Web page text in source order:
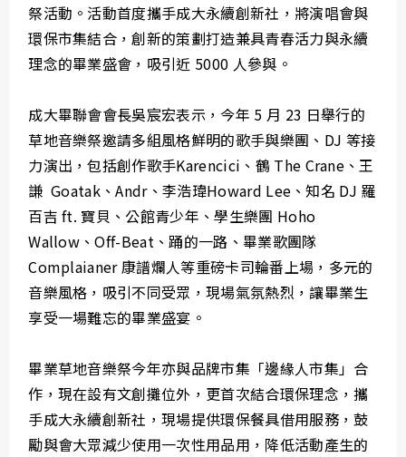
祭活動。活動首度攜手成大永續創新社，將演唱會與
環保市集結合，創新的策劃打造兼具青春活力與永續
理念的畢業盛會，吸引近 5000 人參與。
成大畢聯會會長吳宸宏表示，今年 5 月 23 日舉行的
草地音樂祭邀請多組風格鮮明的歌手與樂團、DJ 等接
力演出，包括創作歌手Karencici、鶴 The Crane、王
謙 Goatak、Andr、李浩瑋Howard Lee、知名 DJ 羅
百吉 ft. 寶貝、公館青少年、學生樂團 Hoho
Wallow、Off-Beat、踊的一路、畢業歌團隊
Complaianer 康譜爛人等重磅卡司輪番上場，多元的
音樂風格，吸引不同受眾，現場氣氛熱烈，讓畢業生
享受一場難忘的畢業盛宴。
畢業草地音樂祭今年亦與品牌市集「邊緣人市集」合
作，現在設有文創攤位外，更首次結合環保理念，攜
手成大永續創新社，現場提供環保餐具借用服務，鼓
勵與會大眾減少使用一次性用品用，降低活動產生的